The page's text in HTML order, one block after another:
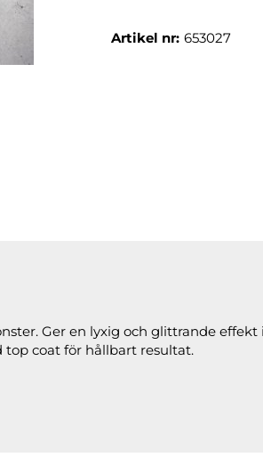
Artikel nr: 653027
Ger en lyxig och glittrande effekt
top coat för hållbart resultat.